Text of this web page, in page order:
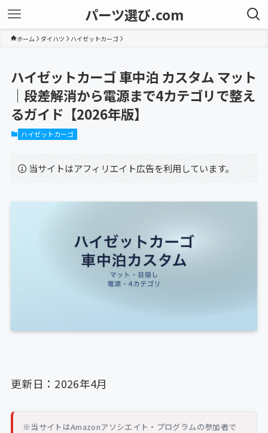
パーツ選び.com
ホーム ダイハツ ハイゼットカーゴ
ハイゼットカーゴ 車中泊 カスタム マット
｜段差解消から電源まで4カテゴリで整え
るガイド【2026年版】
ハイゼットカーゴ
当サイトはアフィリエイト広告を利用しています。
更新日：2026年4月
※当サイトはAmazonアソシエイト・プログラムの参加者で